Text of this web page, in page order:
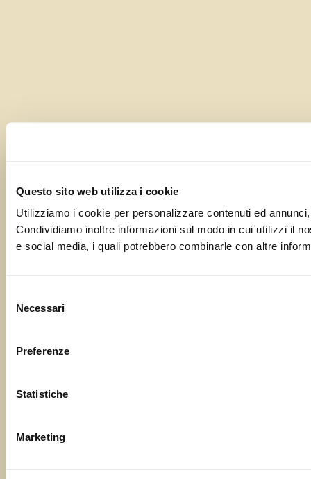
Questo sito web utilizza i cookie
Utilizziamo i cookie per personalizzare contenuti ed
Condividiamo inoltre informazioni sul modo in cui utilizzi il
e social media, i quali potrebbero combinarle con altre
delNecessari
Preferenze
Statistiche
Marketing